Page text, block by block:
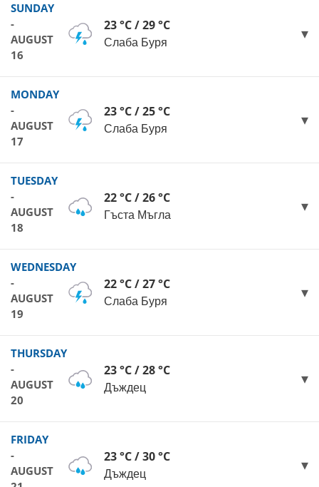
SUNDAY
-
AUGUST
16
23 °C / 29 °C
Слаба Буря
MONDAY
-
AUGUST
17
23 °C / 25 °C
Слаба Буря
TUESDAY
-
AUGUST
18
22 °C / 26 °C
Гъста Мъгла
WEDNESDAY
-
AUGUST
19
22 °C / 27 °C
Слаба Буря
THURSDAY
-
AUGUST
20
23 °C / 28 °C
Дъждец
FRIDAY
-
AUGUST
23 °C / 30 °C
Дъждец